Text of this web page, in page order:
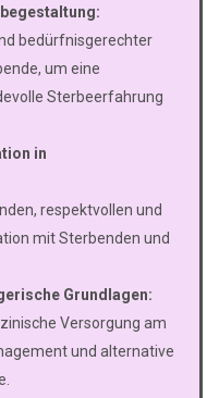
bedürfnisgerechter
um eine
Sterbeerfahrung
in
respektvollen und
mit Sterbenden und
Grundlagen:
Versorgung am
und alternative